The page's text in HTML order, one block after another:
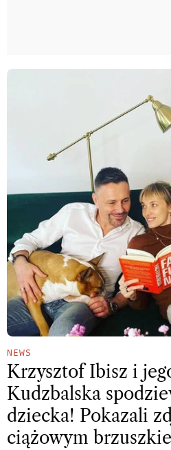
NEWS
Krzysztof Ibisz i
Kudzbalska
dziecka! Pokazali
ciążowym